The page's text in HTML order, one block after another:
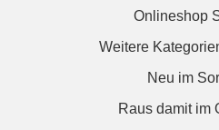
Onlineshop
Weitere
Neu im
Raus damit im